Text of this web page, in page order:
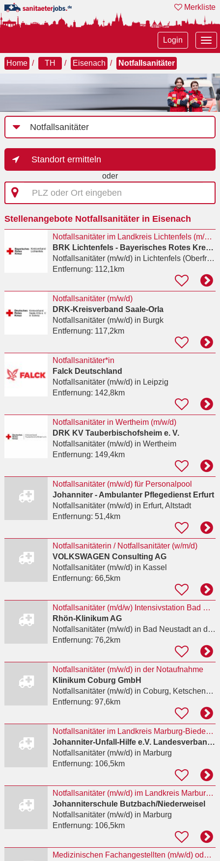
Merkliste
Login
Home TH Eisenach Notfallsanitäter
Job-
Kategorie
Standort ermitteln
oder
PLZ
oder
eingeben
Stellenangebote Notfallsanitäter in Eisenach
Notfallsanitäter im Landkreis Lichtenfels (m/w/d)
BRK Lichtenfels - Bayerisches Rotes Kreuz Kreisverband Lichtenfels e.V.
Notfallsanitäter (m/w/d)in Lichtenfels (Oberfranken)
Entfernung: 112,1km
Notfallsanitäter (m/w/d)
DRK-Kreisverband Saale-Orla
Notfallsanitäter (m/w/d)in Burgk
Entfernung: 117,2km
Notfallsanitäter*in
Falck Deutschland
Notfallsanitäter (m/w/d)in Leipzig
Entfernung: 142,8km
Notfallsanitäter in Wertheim (m/w/d)
DRK KV Tauberbischofsheim e. V.
Notfallsanitäter (m/w/d)in Wertheim
Entfernung: 149,4km
Notfallsanitäter (m/w/d) für Personalpool
Johanniter - Ambulanter Pflegedienst Erfurt
Notfallsanitäter (m/w/d)in Erfurt, Altstadt
Entfernung: 51,4km
Notfallsanitäterin / Notfallsanitäter (w/m/d)
VOLKSWAGEN Consulting AG
Notfallsanitäter (m/w/d)in Kassel
Entfernung: 66,5km
Notfallsanitäter (m/d/w) Intensivstation Bad Neustadt an der Saale
Rhön-Klinikum AG
Notfallsanitäter (m/w/d)in Bad Neustadt an der Saale, Herschfeld
Entfernung: 76,2km
Notfallsanitäter (m/w/d) in der Notaufnahme
Klinikum Coburg GmbH
Notfallsanitäter (m/w/d)in Coburg, Ketschendorf
Entfernung: 97,6km
Notfallsanitäter im Landkreis Marburg-Biedenkopf mit der Zusatzqualifikation Praxisanleiter (m/w/d)
Johanniter-Unfall-Hilfe e.V. Landesverband Hessen/Rheinland-Pfalz/Saar
Notfallsanitäter (m/w/d)in Marburg
Entfernung: 106,5km
Notfallsanitäter (m/w/d) im Landkreis Marburg-Biedenkopf
Johanniterschule Butzbach/Niederweisel
Notfallsanitäter (m/w/d)in Marburg
Entfernung: 106,5km
Medizinischen Fachangestellten (m/w/d) oder Notfallsanitäter (Rettungsassistent) (m/w/d)